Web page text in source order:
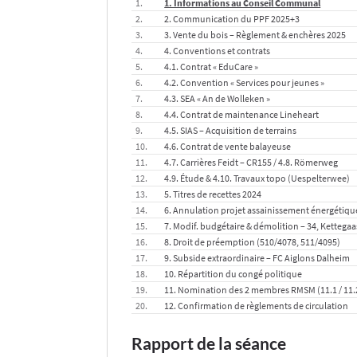
1. Informations au Conseil Communal
2. Communication du PPF 2025+3
3. Vente du bois – Règlement & enchères 2025
4. Conventions et contrats
4.1. Contrat « EduCare »
4.2. Convention « Services pour jeunes »
4.3. SEA « An de Wolleken »
4.4. Contrat de maintenance Lineheart
4.5. SIAS – Acquisition de terrains
4.6. Contrat de vente balayeuse
4.7. Carrières Feidt – CR155 / 4.8. Römerweg
4.9. Étude & 4.10. Travaux topo (Uespelterwee)
5. Titres de recettes 2024
6. Annulation projet assainissement
7. Modif. budgétaire & démolition – 34,
8. Droit de préemption (510/4078, 511/4095)
9. Subside extraordinaire – FC Aiglons Dalheim
10. Répartition du congé politique
11. Nomination des 2 membres RMSM (11.1 /
12. Confirmation de règlements de circulation
Rapport de la séance